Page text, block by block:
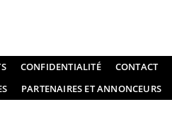
CONFIDENTIALITÉ CONTACT
PARTENAIRES ET ANNONCEURS